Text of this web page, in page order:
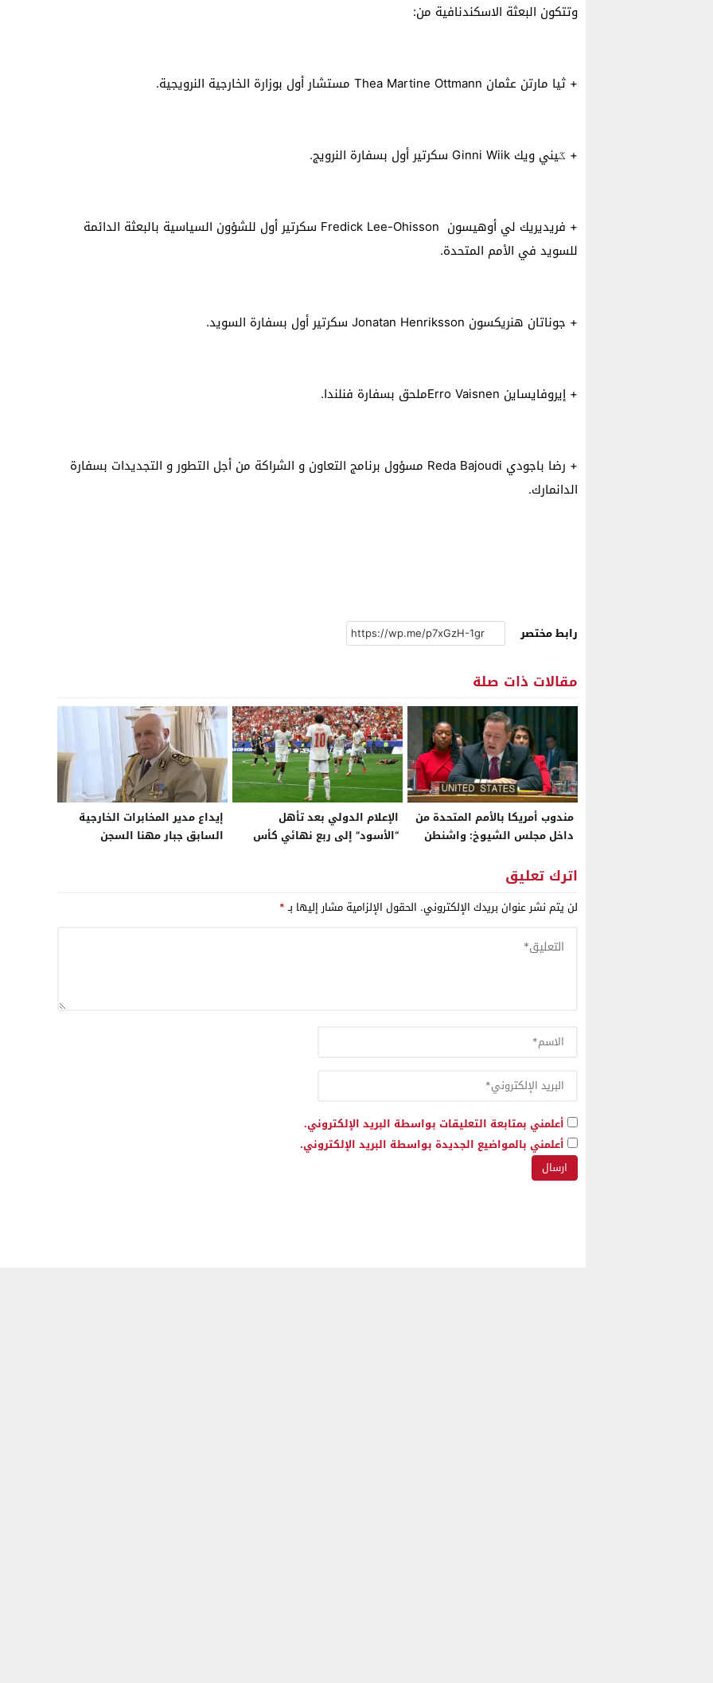
وتتكون البعثة الاسكندنافية من:
+ ثيا مارتن عثمان Thea Martine Ottmann مستشار أول بوزارة الخارجية النرويجية.
+ ػيني ويك Ginni Wiik سكرتير أول بسفارة النرويج.
+ فريديريك لي أوهيسون Fredick Lee-Ohisson سكرتير أول للشؤون السياسية بالبعثة الدائمة
للسويد في الأمم المتحدة.
+ جوناتان هنريكسون Jonatan Henriksson سكرتير أول بسفارة السويد.
+ إيروفايساين Erro Vaisnenملحق بسفارة فنلندا.
+ رضا باجودي Reda Bajoudi مسؤول برنامج التعاون و الشراكة من أجل التطور و التجديدات بسفارة
الدانمارك.
رابط مختصر
مقالات ذات صلة
مندوب أمريكا بالأمم المتحدة من
داخل مجلس الشيوخ: واشنطن
الصحراء وتدفع بالمسار الأممي
نحو تسوية واقعية تنهي نزاع
الخمسة عقود
الإعلام الدولي بعد تأهل
“الأسود” إلى ربع نهائي كأس
إيداع مدير المخابرات الخارجية
السابق جبار مهنا السجن
اترك تعليق
لن يتم نشر عنوان بريدك الإلكتروني. الحقول الإلزامية مشار إليها بـ*
أعلمني بمتابعة التعليقات بواسطة البريد الإلكتروني.
أعلمني بالمواضيع الجديدة بواسطة البريد الإلكتروني.